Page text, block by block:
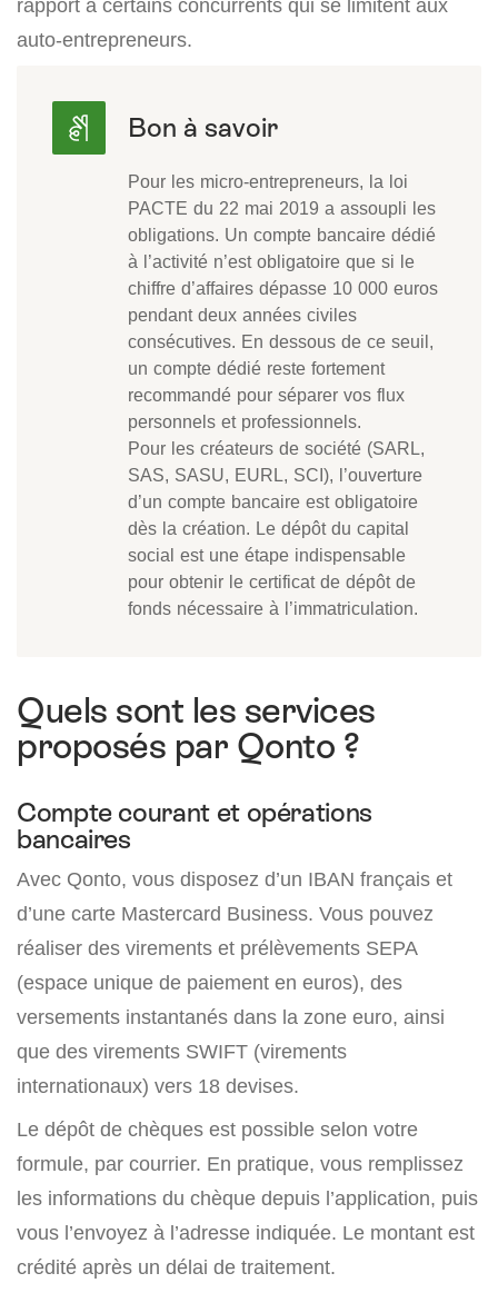
rapport à certains concurrents qui se limitent aux
auto-entrepreneurs.
Pour les micro-entrepreneurs, la loi
PACTE du 22 mai 2019 a assoupli les
obligations. Un compte bancaire dédié
à l’activité n’est obligatoire que si le
chiffre d’affaires dépasse 10 000 euros
pendant deux années civiles
consécutives. En dessous de ce seuil,
un compte dédié reste fortement
recommandé pour séparer vos flux
personnels et professionnels.
Pour les créateurs de société (SARL,
SAS, SASU, EURL, SCI), l’ouverture
d’un compte bancaire est obligatoire
dès la création. Le dépôt du capital
social est une étape indispensable
pour obtenir le certificat de dépôt de
fonds nécessaire à l’immatriculation.
Quels sont les services
proposés par Qonto ?
Compte courant et opérations
bancaires
Avec Qonto, vous disposez d’un IBAN français et
d’une carte Mastercard Business. Vous pouvez
réaliser des virements et prélèvements SEPA
(espace unique de paiement en euros), des
versements instantanés dans la zone euro, ainsi
que des virements SWIFT (virements
internationaux) vers 18 devises.
Le dépôt de chèques est possible selon votre
formule, par courrier. En pratique, vous remplissez
les informations du chèque depuis l’application, puis
vous l’envoyez à l’adresse indiquée. Le montant est
crédité après un délai de traitement.